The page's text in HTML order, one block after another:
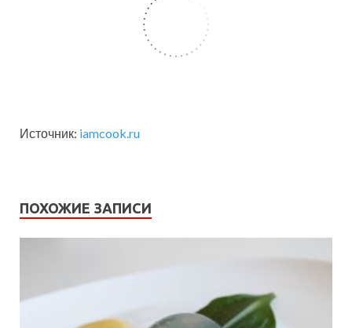
Источник: iamcook.ru
ПОХОЖИЕ ЗАПИСИ